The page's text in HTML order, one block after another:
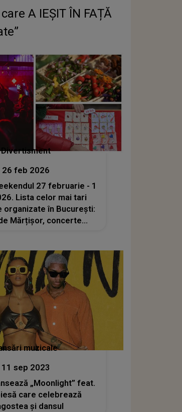
A IEȘIT ÎN FAȚĂ
Divertisment
26 feb 2026
27 februarie - 1
Lista celor mai tari
organizate în București:
Mărțișor, concerte
muzicale
11 sep 2023
„Moonlight” feat.
care celebrează
și dansul